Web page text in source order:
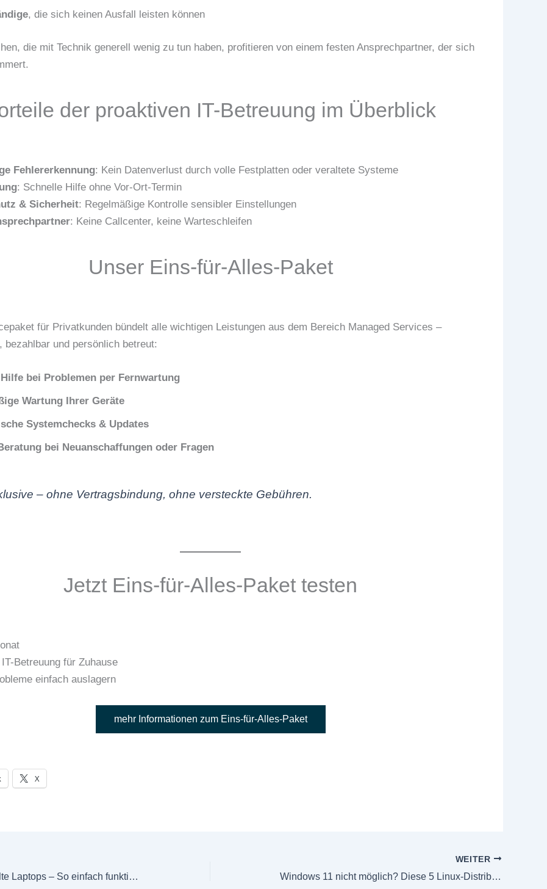
, die sich keinen Ausfall leisten können
die mit Technik generell wenig zu tun haben, profitieren von einem festen Ansprechpartner, der sich
der proaktiven IT-Betreuung im Überblick
Fehlererkennung: Kein Datenverlust durch volle Festplatten oder veraltete Systeme
: Schnelle Hilfe ohne Vor-Ort-Termin
& Sicherheit: Regelmäßige Kontrolle sensibler Einstellungen
: Keine Callcenter, keine Warteschleifen
Unser Eins-für-Alles-Paket
für Privatkunden bündelt alle wichtigen Leistungen aus dem Bereich Managed Services –
bezahlbar und persönlich betreut:
bei Problemen per Fernwartung
Wartung Ihrer Geräte
Systemchecks & Updates
bei Neuanschaffungen oder Fragen
– ohne Vertragsbindung, ohne versteckte Gebühren.
Jetzt Eins-für-Alles-Paket testen
Betreuung für Zuhause
einfach auslagern
mehr Informationen zum Eins-für-Alles-Paket
X
Neues Leben für alte Laptops – So einfach funktioniert ein professionelles Upgrade
WEITER
Windows 11 nicht möglich? Diese 5 Linux-Distributionen sind echte Alternativen für ältere PCs